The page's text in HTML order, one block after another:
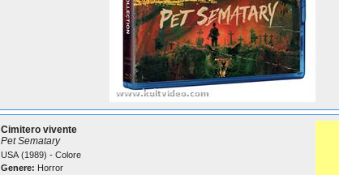
Cimitero vivente
Pet Sematary
USA (1989) - Colore
Genere: Horror